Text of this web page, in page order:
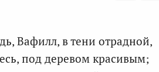
Вафилл, в тени отрадной,
под деревом красивым;